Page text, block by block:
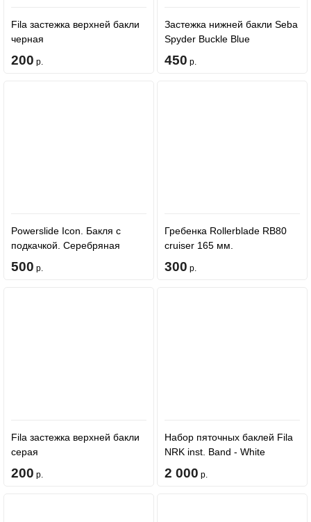
Fila застежка верхней бакли
черная
200 р.
Застежка нижней бакли Seba
Spyder Buckle Blue
450 р.
Powerslide Icon. Бакля с
подкачкой. Серебряная
500 р.
Гребенка Rollerblade RB80
cruiser 165 мм.
300 р.
Fila застежка верхней бакли
серая
200 р.
Набор пяточных баклей Fila
NRK inst. Band - White
2 000 р.